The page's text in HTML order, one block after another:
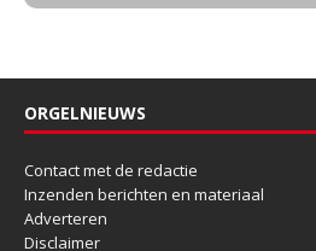
ORGELNIEUWS
Contact met de redactie
Inzenden berichten en materiaal
Adverteren
Disclaimer